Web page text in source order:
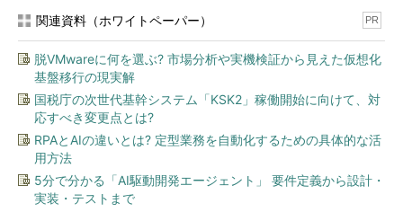
関連資料（ホワイトペーパー） PR
脱VMwareに何を選ぶ? 市場分析や実機検証から見えた仮想化
基盤移行の現実解
国税庁の次世代基幹システム「KSK2」稼働開始に向けて、対
応すべき変更点とは?
RPAとAIの違いとは? 定型業務を自動化するための具体的な活
用方法
5分で分かる「AI駆動開発エージェント」 要件定義から設計・
実装・テストまで